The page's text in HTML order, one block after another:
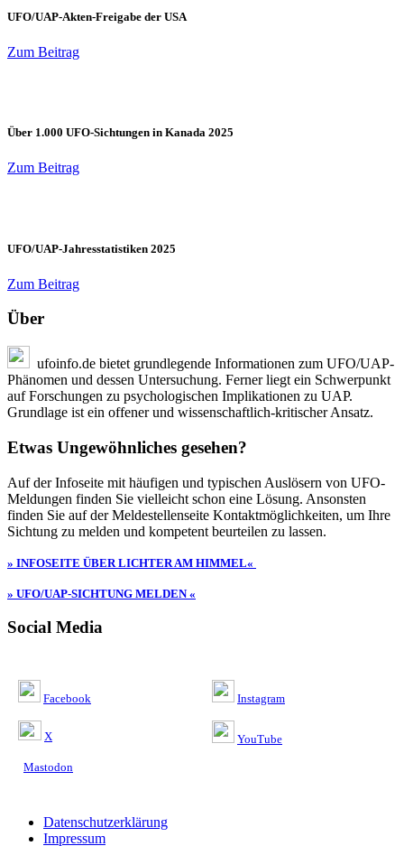
UFO/UAP-Akten-Freigabe der USA
Zum Beitrag
Über 1.000 UFO-Sichtungen in Kanada 2025
Zum Beitrag
UFO/UAP-Jahresstatistiken 2025
Zum Beitrag
Über
ufoinfo.de bietet grundlegende Informationen zum UFO/UAP-
Phänomen und dessen Untersuchung. Ferner liegt ein Schwerpunkt
auf Forschungen zu psychologischen Implikationen zu UAP.
Grundlage ist ein offener und wissenschaftlich-kritischer Ansatz.
Etwas Ungewöhnliches gesehen?
Auf der Infoseite mit häufigen und typischen Auslösern von UFO-
Meldungen finden Sie vielleicht schon eine Lösung. Ansonsten
finden Sie auf der Meldestellenseite Kontaktmöglichkeiten, um Ihre
Sichtung zu melden und kompetent beurteilen zu lassen.
» INFOSEITE ÜBER LICHTER AM HIMMEL«
» UFO/UAP-SICHTUNG MELDEN «
Social Media
Facebook
X
Mastodon
Instagram
YouTube
Datenschutzerklärung
Impressum